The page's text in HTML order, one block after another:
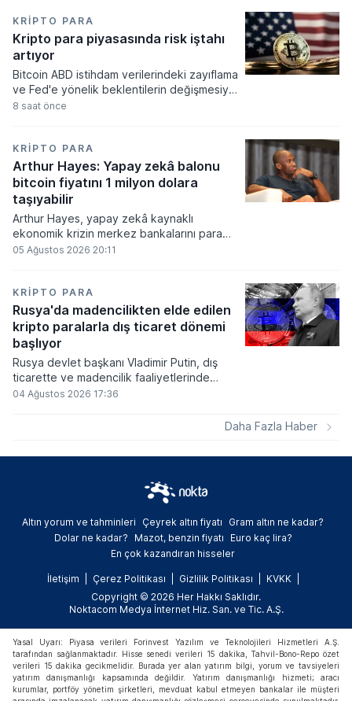
KRIPTO PARA
Kripto para piyasasında risk iştahı
artıyor
Bitcoin ABD istihdam verilerindeki zayıflama
ve Fed'e yönelik beklentilerin değişmesiyle
haftayı yükselişle kapattı. Kripto para
açıklanacak enflasyon rakamlarına ve
küresel gelişmelere çevrildi.
8 saat önce
KRIPTO PARA
Arthur Hayes: Yapay zekâ balonu
bitcoin fiyatını 1 milyon dolara
taşıyabilir
Arthur Hayes, yapay zekâ kaynaklı
ekonomik krizin merkez bankalarını para
basmaya zorlayacağını ve bu durumun
kayıplarının tetikleyeceği kredi krizinin
küresel likidite artışına yol açacağını belirtti
ve bitcoinin bu süreçte en hızlı tepki veren
varlık olacağı vurguladı.
05 Ağustos 2026 20:11
KRIPTO PARA
Rusya'da madencilikten elde edilen
kripto paralarla dış ticaret dönemi
başlıyor
Rusya devlet başkanı Vladimir Putin, dış
ticarette ve madencilik faaliyetlerinde
kripto varlıkların kullanımına onay veren
04 Ağustos 2026 17:36
Daha Fazla Haber
Altın yorum ve tahminleri Çeyrek altın fiyatı
Gram altın ne kadar?
Dolar ne kadar?
Mazot, benzin fiyatı
Euro kaç lira?
En çok kazandıran hisseler
İletişim Çerez Politikası Gizlilik Politikası
KVKK
Copyright © 2026 Her Hakkı Saklıdır.
Noktacom Medya İnternet Hiz. San. ve Tic. A.Ş.
Yasal Uyarı: Piyasa verileri Forinvest Yazılım ve Teknolojileri Hizmetleri A.Ş.
tarafından sağlanmaktadır. Hisse senedi verileri 15 dakika, Tahvil-Bono-Repo özet
verileri 15 dakika gecikmelidir. Burada yer alan yatırım bilgi, yorum ve tavsiyeleri
yatırım danışmanlığı kapsamında değildir. Yatırım danışmanlığı hizmeti; aracı
kurumlar, portföy yönetim şirketleri, mevduat kabul etmeyen bankalar ile müşteri